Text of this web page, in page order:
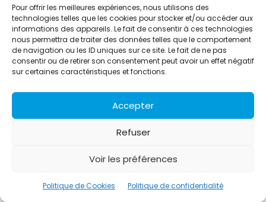
Pour offrir les meilleures expériences, nous utilisons des
technologies telles que les cookies pour stocker et/ou accéder aux
informations des appareils. Le fait de consentir à ces technologies
nous permettra de traiter des données telles que le comportement
de navigation ou les ID uniques sur ce site. Le fait de ne pas
consentir ou de retirer son consentement peut avoir un effet négatif
sur certaines caractéristiques et fonctions.
Accepter
Refuser
Voir les préférences
Politique de Cookies Politique de confidentialité
pilote des stratégies de visibilité en France et à l’international
grâce à un réseau d’agences partenaires.
Contactez-nous :info@alternativemedia.fr
© Copyright - Alternative Média2026
International
Références